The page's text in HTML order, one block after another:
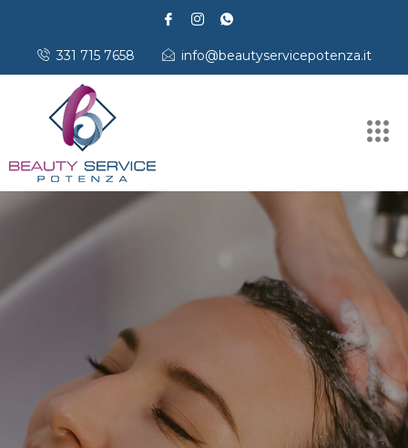
331 715 7658 info@beautyservicepotenza.it